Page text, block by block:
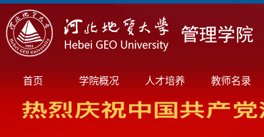
首页 学院概况 人才培养 教师名录